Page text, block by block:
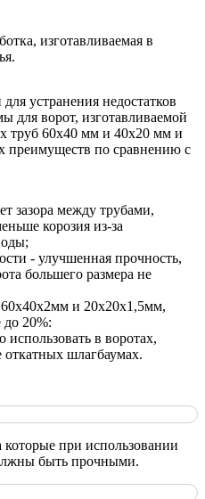
изготавливаемая в
устранения недостатков
для ворот, изготавливаемой
труб 60х40 мм и 40х20 мм и
преимуществ по сравнению с
зазора между трубами,
корозия из-за
- улучшенная прочность,
большего размера не
и 20х20х1,5мм,
20%:
в воротах,
откатных шлагбаумах.
при использовании
быть прочными.